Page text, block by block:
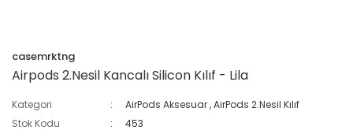
casemrktng
Airpods 2.Nesil Kancalı Silicon Kılıf - Lila
Kategori AirPods Aksesuar,AirPods 2.Nesil Kılıf
Stok Kodu
453